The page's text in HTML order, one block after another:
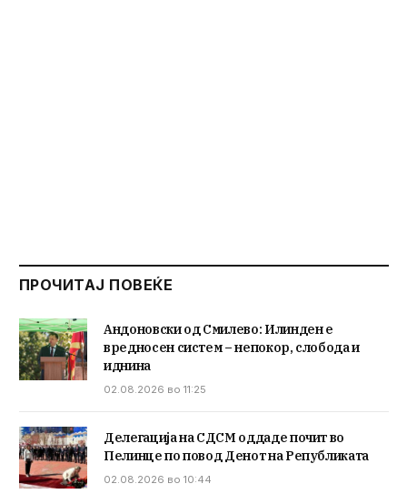
ПРОЧИТАЈ ПОВЕЌЕ
Андоновски од Смилево: Илинден е
вредносен систем – непокор, слобода и
иднина
02.08.2026 во 11:25
Делегација на СДСМ оддаде почит во
Пелинце по повод Денот на Републиката
02.08.2026 во 10:44